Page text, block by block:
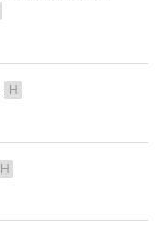
H
H